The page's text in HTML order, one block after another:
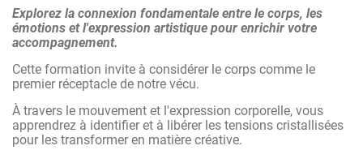
Développer une posture d'accompagnement
permettant de sécuriser le passage du
mouvement à la trace (graphique, plastique ou
sonore).
Transformer les vécus corporels figés en une
matière créative qui redonne du sens et de la
mobilité au sujet.
Expérimenter soi-même la connexion corps-esprit
Explorez la connexion fondamentale entre le corps, les
émotions et l'expression artistique pour enrichir votre
accompagnement.
Cette formation invite à considérer le corps comme le
premier réceptacle de notre vécu.
À travers le mouvement et l'expression corporelle, vous
apprendrez à identifier et à libérer les tensions cristallisées
pour les transformer en matière créative.